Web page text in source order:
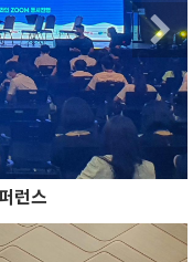
런스